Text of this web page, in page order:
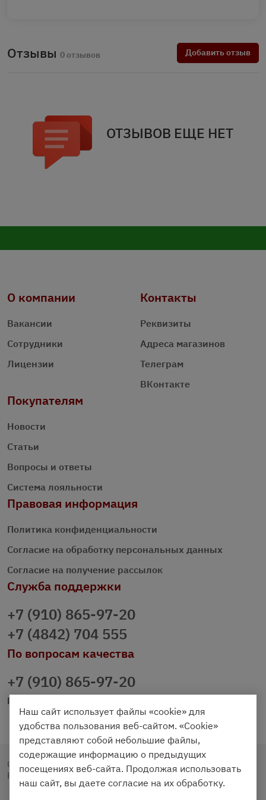
Отзывы 0 отзывов Добавить отзыв
ОТЗЫВОВ ЕЩЕ НЕТ
О компании
Вакансии
Сотрудники
Лицензии
Контакты
Реквизиты
Адреса магазинов
Телеграм
ВКонтакте
Покупателям
Новости
Статьи
Вопросы и ответы
Система лояльности
Правовая информация
Политика конфиденциальности
Согласие на обработку персональных данных
Согласие на получение рассылок
Служба поддержки
+7 (910) 865-97-20
+7 (4842) 704 555
По вопросам качества
+7 (910) 865-97-20
prazdnichniy40@palmi.ru
Copyright © 2020 - 2026. Праздничный Стол.
Разработка и продвижение - Vegas Studio
Наш сайт использует файлы «cookie» для
удобства пользования веб-сайтом. «Cookie»
представляют собой небольшие файлы,
содержащие информацию о предыдущих
посещениях веб-сайта. Продолжая использовать
наш сайт, вы даете согласие на их обработку.